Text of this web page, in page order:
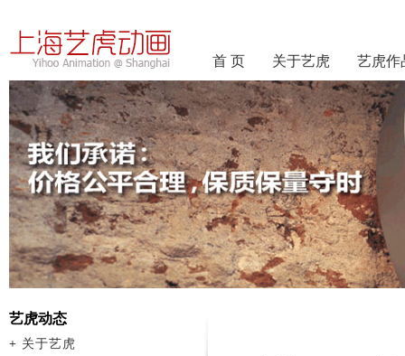
首 页 关于艺虎 艺虎作
艺虎动态
+ 关于艺虎